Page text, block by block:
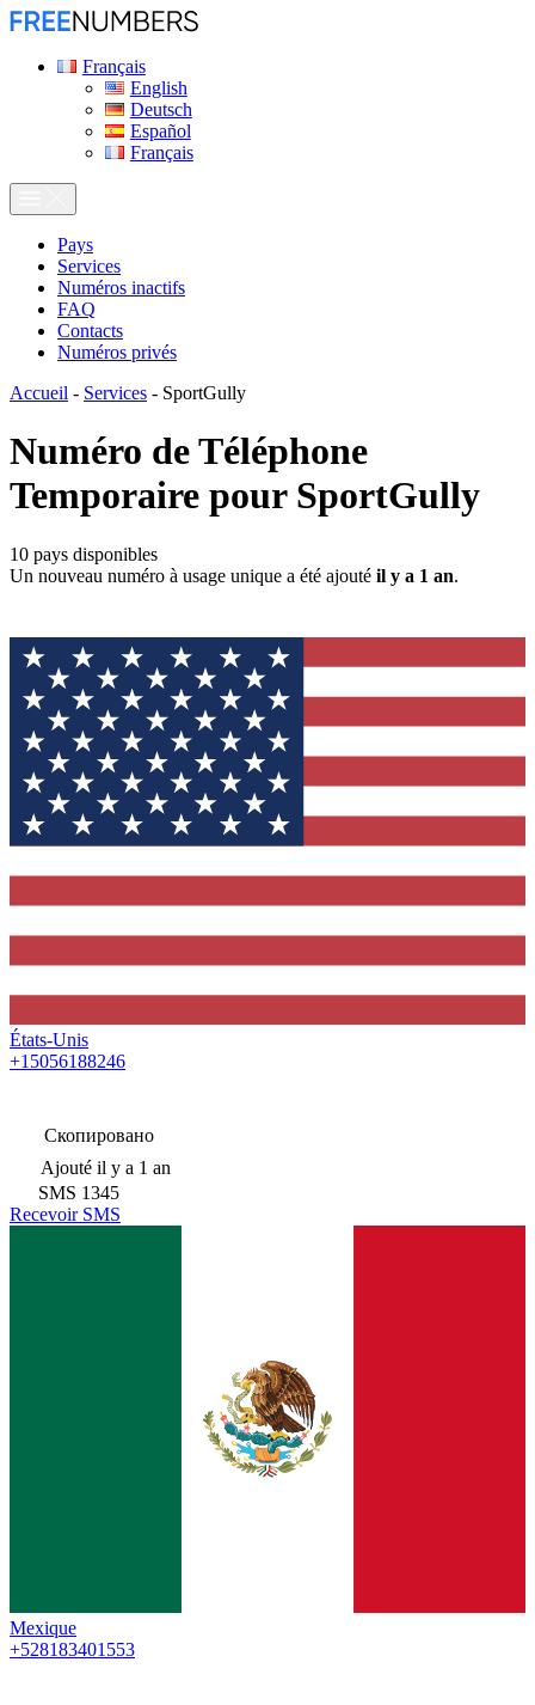
Français
English
Deutsch
Español
Français
Pays
Services
Numéros inactifs
FAQ
Contacts
Numéros privés
Accueil - Services - SportGully
Numéro de Téléphone
Temporaire pour SportGully
10 pays disponibles
Un nouveau numéro à usage unique a été ajouté il y a 1 an.
États-Unis
+15056188246
Скопировано
Ajouté il y a 1 an
SMS 1345
Recevoir SMS
Mexique
+528183401553